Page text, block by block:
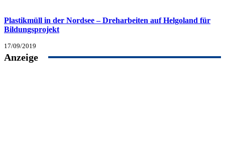
Plastikmüll in der Nordsee – Dreharbeiten auf Helgoland für
Bildungsprojekt
17/09/2019
Anzeige